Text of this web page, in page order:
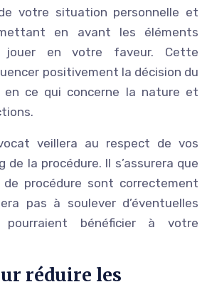
votre situation personnelle et
en avant les éléments
jouer en votre faveur. Cette
positivement la décision du
en ce qui concerne la nature et
veillera au respect de vos
la procédure. Il s’assurera que
procédure sont correctement
pas à soulever d’éventuelles
pourraient bénéficier à votre
réduire les